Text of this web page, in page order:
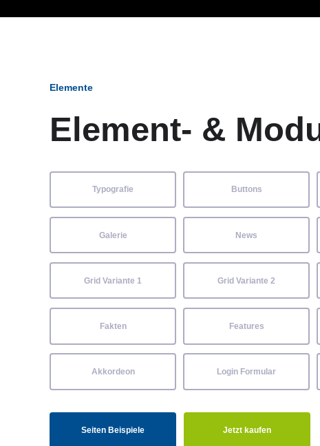
Elemente
Element- &
Typografie Buttons
Galerie News
Grid Variante 1 Grid Variante 2
Fakten Features
Akkordeon Login Formular
Seiten Beispiele Jetzt kaufen